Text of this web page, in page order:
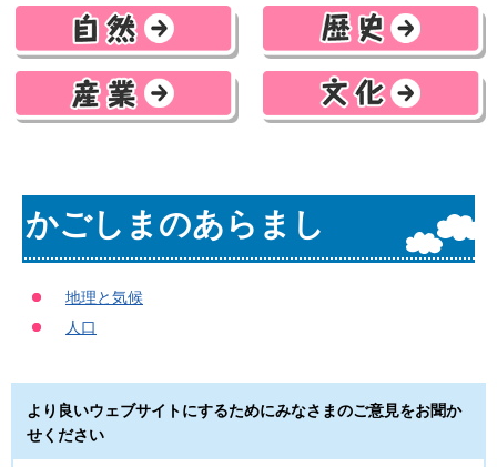
自然 歴史
かごしまのあらまし
地理と気候
人口
より良いウェブサイトにするためにみなさまのご意見をお聞か
せください